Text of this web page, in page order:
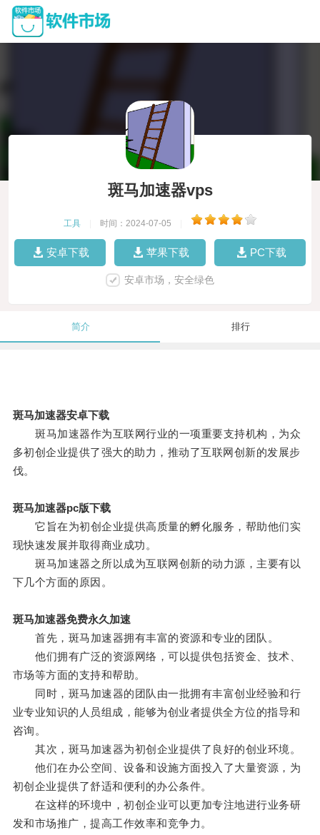
斑马加速器vps
工具 时间：2024-07-05
安卓下载 苹果下载 PC下载
安卓市场，安全绿色
简介 排行
斑马加速器安卓下载
斑马加速器作为互联网行业的一项重要支持机构，为众
多初创企业提供了强大的助力，推动了互联网创新的发展步
伐。
斑马加速器pc版下载
它旨在为初创企业提供高质量的孵化服务，帮助他们实
现快速发展并取得商业成功。
斑马加速器之所以成为互联网创新的动力源，主要有以
下几个方面的原因。
斑马加速器免费永久加速
首先，斑马加速器拥有丰富的资源和专业的团队。
他们拥有广泛的资源网络，可以提供包括资金、技术、
市场等方面的支持和帮助。
同时，斑马加速器的团队由一批拥有丰富创业经验和行
业专业知识的人员组成，能够为创业者提供全方位的指导和
咨询。
其次，斑马加速器为初创企业提供了良好的创业环境。
他们在办公空间、设备和设施方面投入了大量资源，为
初创企业提供了舒适和便利的办公条件。
在这样的环境中，初创企业可以更加专注地进行业务研
发和市场推广，提高工作效率和竞争力。